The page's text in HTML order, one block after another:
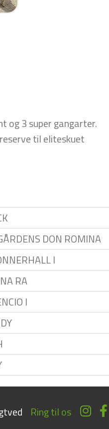
og 3 super gangarter.
til eliteskuet
DON ROMINA
I
RA
I
Ring til os